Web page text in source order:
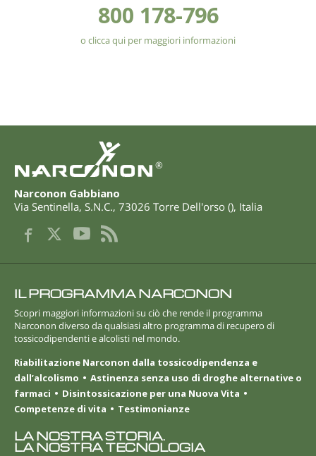
800 178-796
o clicca qui per maggiori informazioni
®
Narconon Gabbiano
Via Sentinella, S.N.C., 73026 Torre Dell'orso (), Italia
IL PROGRAMMA NARCONON
Scopri maggiori informazioni su ciò che rende il programma
Narconon diverso da qualsiasi altro programma di recupero di
tossicodipendenti e alcolisti nel mondo.
Riabilitazione Narconon dalla tossicodipendenza e
dall’alcolismo
Astinenza senza uso di droghe alternative o
farmaci
Disintossicazione per una Nuova Vita
Competenze di vita
Testimonianze
LA NOSTRA STORIA.
LA NOSTRA TECNOLOGIA